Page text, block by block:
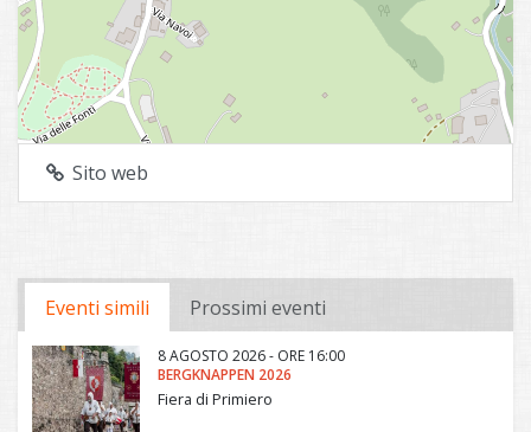
Sito web
Eventi simili Prossimi eventi
8 AGOSTO 2026 - ORE 16:00
BERGKNAPPEN 2026
Fiera di Primiero